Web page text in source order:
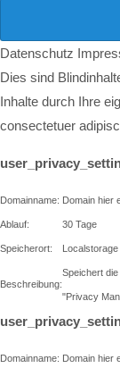
Datenschutz
Dies sind
Inhalte durch Ihre
consectetuer
Domainname: Domain hier
Ablauf: 30 Tage
Speicherort: Localstorage
Beschreibung:
Speichert
"Privacy
Domainname: Domain hier